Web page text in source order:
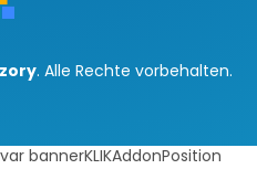
. Alle Rechte vorbehalten.
bannerKLIKAddonPosition